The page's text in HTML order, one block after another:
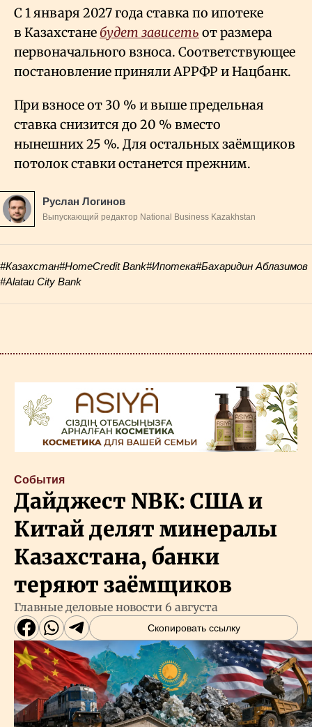
С 1 января 2027 года ставка по ипотеке
в Казахстанебудет зависеть от размера
первоначального взноса. Соответствующее
постановление приняли АРРФР и Нацбанк.
При взносе от 30 % и выше предельная
ставка снизится до 20 % вместо
нынешних 25 %. Для остальных заёмщиков
потолок ставки останется прежним.
Руслан Логинов
Выпускающий редактор National Business Kazakhstan
#Казахстан#HomeCredit Bank#Ипотека#Бахаридин Аблазимов
#Alatau City Bank
События
Дайджест NBK: США и
Китай делят минералы
Казахстана, банки
теряют заёмщиков
Главные деловые новости 6 августа
Скопировать ссылку